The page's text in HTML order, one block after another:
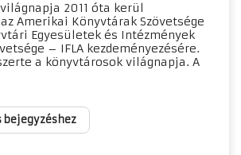
2011 óta kerül
Amerikai Könyvtárak Szövetsége
Egyesületek és Intézmények
– IFLA kezdeményezésére.
a könyvtárosok világnapja. A
bejegyzéshez